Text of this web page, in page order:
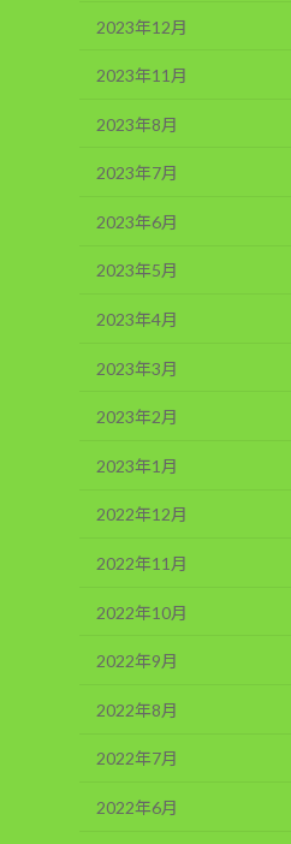
2023年12月
2023年11月
2023年8月
2023年7月
2023年6月
2023年5月
2023年4月
2023年3月
2023年2月
2023年1月
2022年12月
2022年11月
2022年10月
2022年9月
2022年8月
2022年7月
2022年6月